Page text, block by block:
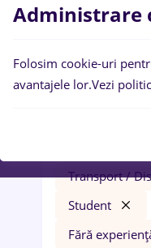
Filtre
Transport /
Student
Fără
Administrare
Folosim cookie-uri
avantajele lor.Vezi